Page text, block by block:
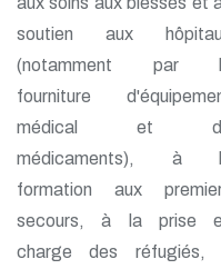
soutien aux
(notamment par
fourniture
médical et
médicaments), à
formation aux
secours, à la prise
charge des réfugiés,